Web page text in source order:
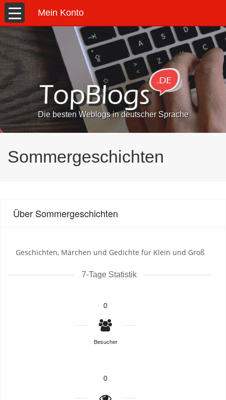
Mein Konto
Die besten Weblogs in deutscher Sprache
Sommergeschichten
Über Sommergeschichten
Geschichten, Märchen und Gedichte für Klein und Groß
7-Tage Statistik
0
Besucher
0